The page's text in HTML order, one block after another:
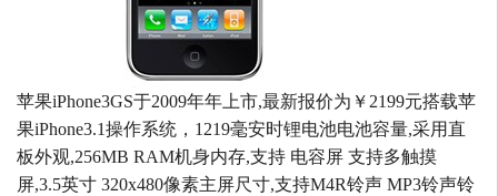
苹果iPhone3GS于2009年年上市,最新报价为￥2199元搭载苹
果iPhone3.1操作系统，1219毫安时锂电池电池容量,采用直
板外观,256MB RAM机身内存,支持 电容屏 支持多触摸
屏,3.5英寸 320x480像素主屏尺寸,支持M4R铃声 MP3铃声铃